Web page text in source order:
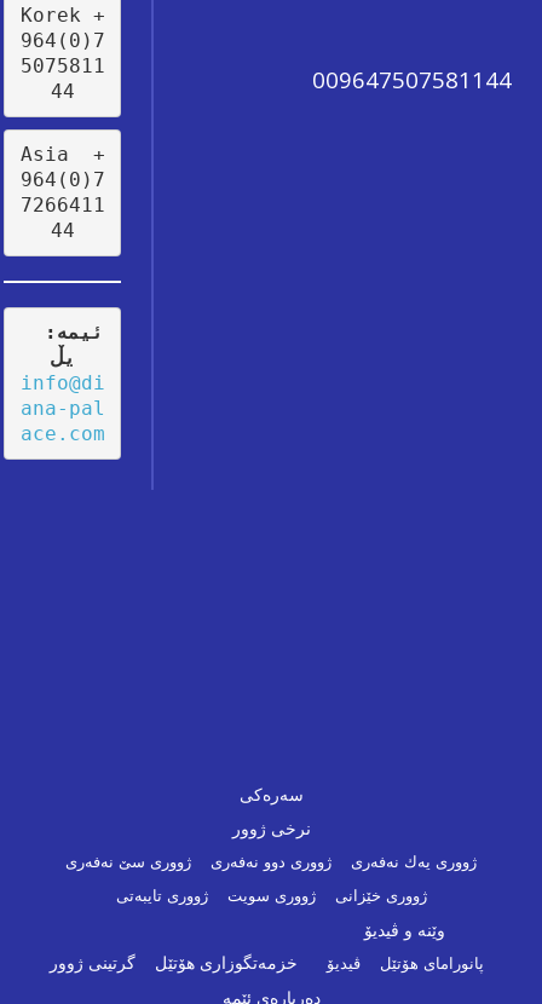
009647507581144
Korek +
964(0)7
5075811
44
Asia  +
964(0)7
7266411
44
:ئیمە
یڵ
info@di
ana-pal
ace.com
سەرەکی
نرخی ژوور
ژووری یەك نەفەری ژووری دوو نەفەری
ژووری سێ نەفەری
ژووری خێزانی
ژووری سویت ژووری تایبەتی
وێنە و ڤیدیۆ
پانورامای هۆتێل ڤیدیۆ خزمەتگوزاری هۆتێل
گرتینی ژوور
دەربارەی ئێمە